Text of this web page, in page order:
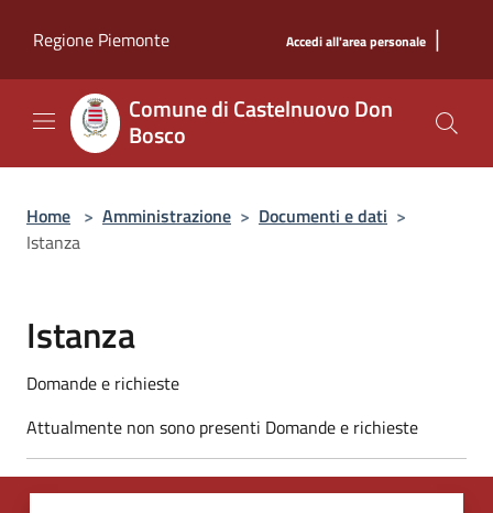
Regione Piemonte
Accedi all'area personale |
Comune di Castelnuovo Don
Bosco
Home > Amministrazione > Documenti e dati >
Istanza
Istanza
Domande e richieste
Attualmente non sono presenti Domande e richieste